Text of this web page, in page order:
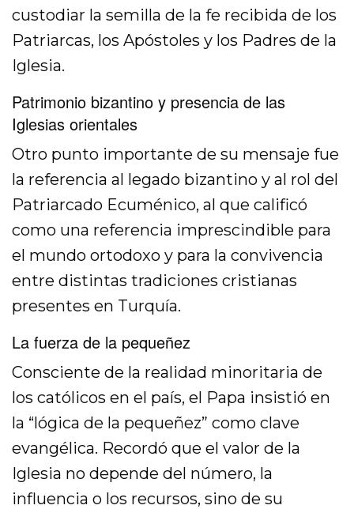
custodiar la semilla de la fe recibida de los
Patriarcas, los Apóstoles y los Padres de la
Iglesia.
Patrimonio bizantino y presencia de las
Iglesias orientales
Otro punto importante de su mensaje fue
la referencia al legado bizantino y al rol del
Patriarcado Ecuménico, al que calificó
como una referencia imprescindible para
el mundo ortodoxo y para la convivencia
entre distintas tradiciones cristianas
presentes en Turquía.
La fuerza de la pequeñez
Consciente de la realidad minoritaria de
los católicos en el país, el Papa insistió en
la “lógica de la pequeñez” como clave
evangélica. Recordó que el valor de la
Iglesia no depende del número, la
influencia o los recursos, sino de su